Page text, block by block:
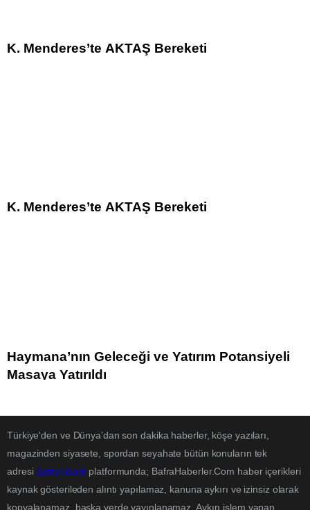
K. Menderes’te AKTAŞ Bereketi
K. Menderes’te AKTAŞ Bereketi
Haymana’nın Geleceği ve Yatırım Potansiyeli
Masaya Yatırıldı
Türkiye'den ve Dünya’dan son dakika haberler, köşe yazıları,
magazinden siyasete, spordan seyahate bütün konuların tek
adresi BafraHaber platformunda; BafraHaberler.Com haber içerikleri
kaynak gösterileden alıntı yapılamaz, kanuna aykırı ve izinsiz olarak
kopyalanamaz, başka yerde yayınlanamaz. Aykırı işlem yapan